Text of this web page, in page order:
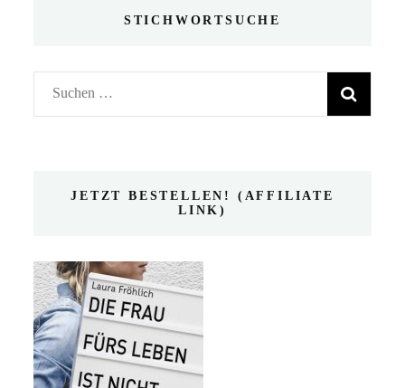
STICHWORTSUCHE
Suchen
nach:
JETZT BESTELLEN! (AFFILIATE
LINK)